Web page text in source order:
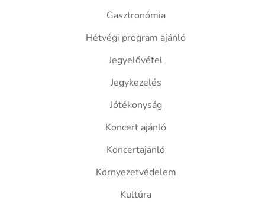
Gasztronómia
Hétvégi program ajánló
Jegyelővétel
Jegykezelés
Jótékonyság
Koncert ajánló
Koncertajánló
Környezetvédelem
Kultúra